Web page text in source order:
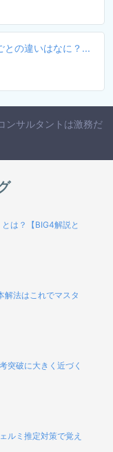
との違いはなに？...
ンサルタントは激務だ
は？【BIG4解説と
解法はこれでマスタ
突破に大きく近づく
ルミ推定対策で覚え